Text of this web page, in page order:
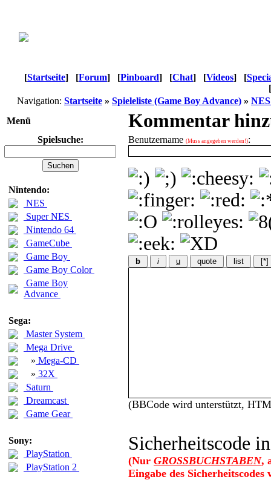
[Startseite] [Forum] [Pinboard] [Chat] [Videos] [
[
Navigation: Startseite » Spieleliste (Game Boy Advance) »
Menü
Kommentar
Spielsuche:
Nintendo:
NES
Super NES
Nintendo 64
GameCube
Game Boy
Game Boy Color
Game Boy
Advance
Sega:
Master System
Mega Drive
» Mega-CD
» 32X
Saturn
Dreamcast
Game Gear
Sony:
PlayStation
PlayStation 2
Benutzername (Muss angegeben werden!):
b i u quote list [*]
(BBCode wird unterstützt,
Sicherheitscode
(Nur GROSSBUCHSTABEN,
Eingabe des Sicherheitscodes